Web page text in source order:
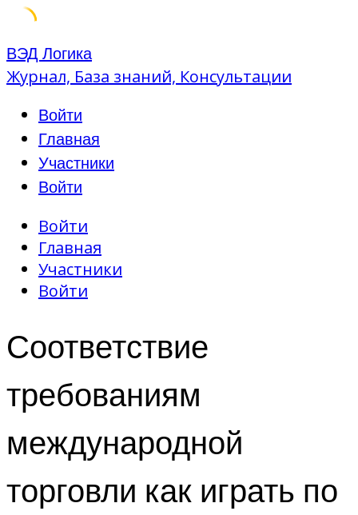
Skip
to
ВЭД Логика
Журнал, База знаний, Консультации
Войти
Главная
Участники
Войти
Войти
Главная
Участники
Войти
Соответствие
требованиям
международной
торговли как играть по